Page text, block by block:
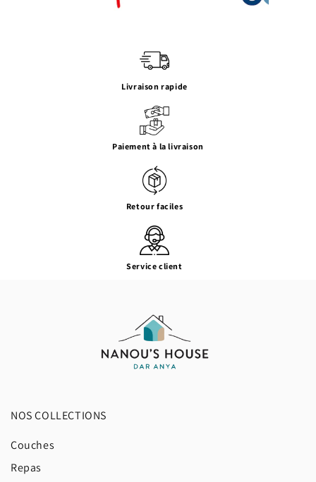
Livraison rapide
Paiement à la livraison
Retour faciles
Service client
NOS COLLECTIONS
Couches
Repas